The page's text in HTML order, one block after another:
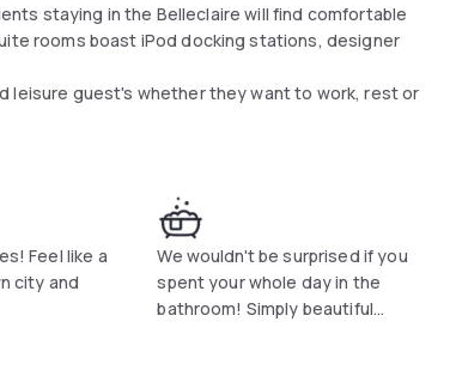
staying in the Belleclaire will find comfortable
rooms boast iPod docking stations, designer
guest's whether they want to work, rest or
Feel like a
city and
We wouldn't be surprised if you
spent your whole day in the
bathroom! Simply beautiful...